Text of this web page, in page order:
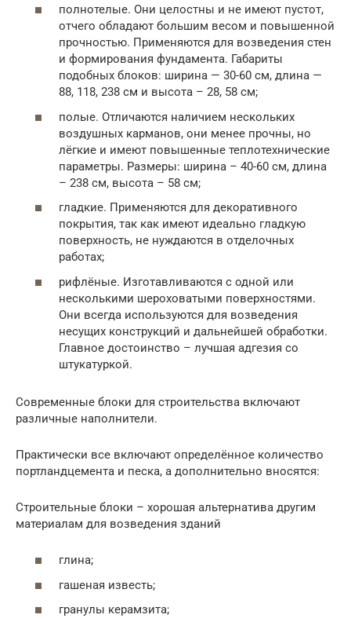
полнотелые. Они целостны и не имеют пустот,
отчего обладают большим весом и повышенной
прочностью. Применяются для возведения стен
и формирования фундамента. Габариты
подобных блоков: ширина — 30-60 см, длина —
88, 118, 238 см и высота – 28, 58 см;
полые. Отличаются наличием нескольких
воздушных карманов, они менее прочны, но
лёгкие и имеют повышенные теплотехнические
параметры. Размеры: ширина – 40-60 см, длина
– 238 см, высота – 58 см;
гладкие. Применяются для декоративного
покрытия, так как имеют идеально гладкую
поверхность, не нуждаются в отделочных
работах;
рифлёные. Изготавливаются с одной или
несколькими шероховатыми поверхностями.
Они всегда используются для возведения
несущих конструкций и дальнейшей обработки.
Главное достоинство – лучшая адгезия со
штукатуркой.
Современные блоки для строительства включают
различные наполнители.
Практически все включают определённое количество
портландцемента и песка, а дополнительно вносятся:
Строительные блоки – хорошая альтернатива другим
материалам для возведения зданий
глина;
гашеная известь;
гранулы керамзита;